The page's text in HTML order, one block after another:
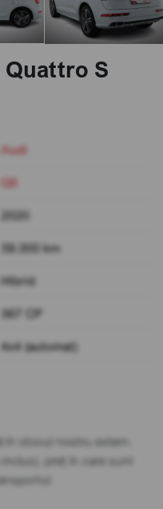
Quattro S
Audi
Q5
2020
39.300 km
Hibrid
367 CP
4x4 (automat)
în stocul nostru extern.
preț în care sunt